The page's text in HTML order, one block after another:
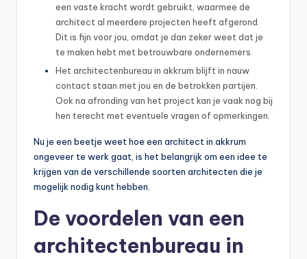
een vaste kracht wordt gebruikt, waarmee de
architect al meerdere projecten heeft afgerond.
Dit is fijn voor jou, omdat je dan zeker weet dat je
te maken hebt met betrouwbare ondernemers.
Het architectenbureau in akkrum blijft in nauw
contact staan met jou en de betrokken partijen.
Ook na afronding van het project kan je vaak nog bij
hen terecht met eventuele vragen of opmerkingen.
Nu je een beetje weet hoe een architect in akkrum
ongeveer te werk gaat, is het belangrijk om een idee te
krijgen van de verschillende soorten architecten die je
mogelijk nodig kunt hebben.
De voordelen van een
architectenbureau in